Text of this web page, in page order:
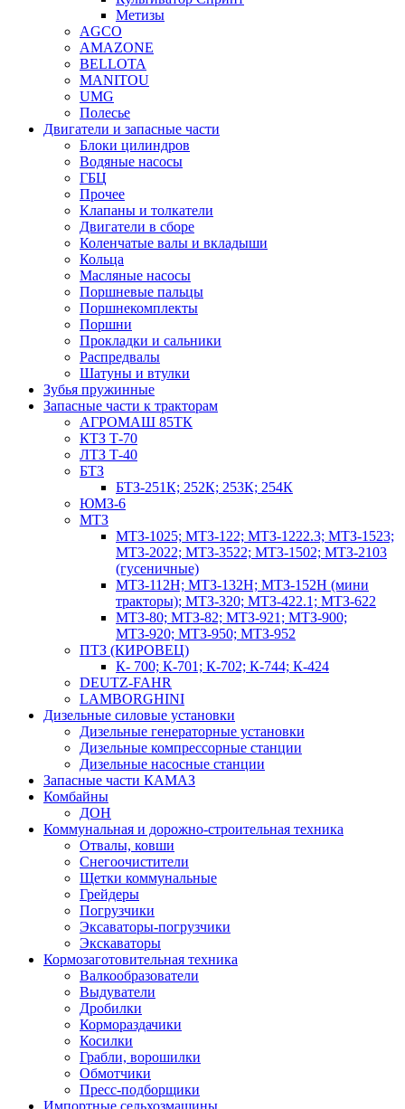
Метизы
AGCO
AMAZONE
BELLOTA
MANITOU
UMG
Полесье
Двигатели и запасные части
Блоки цилиндров
Водяные насосы
ГБЦ
Прочее
Клапаны и толкатели
Двигатели в сборе
Коленчатые валы и вкладыши
Кольца
Масляные насосы
Поршневые пальцы
Поршнекомплекты
Поршни
Прокладки и сальники
Распредвалы
Шатуны и втулки
Зубья пружинные
Запасные части к тракторам
АГРОМАШ 85ТК
КТЗ Т-70
ЛТЗ Т-40
БТЗ
БТЗ-251К; 252К; 253К; 254К
ЮМЗ-6
МТЗ
МТЗ-1025; МТЗ-122; МТЗ-1222.3; МТЗ-1523;
МТЗ-2022; МТЗ-3522; МТЗ-1502; МТЗ-2103
(гусеничные)
МТЗ-112Н; МТЗ-132Н; МТЗ-152Н (мини
тракторы); МТЗ-320; МТЗ-422.1; МТЗ-622
МТЗ-80; МТЗ-82; МТЗ-921; МТЗ-900;
МТЗ-920; МТЗ-950; МТЗ-952
ПТЗ (КИРОВЕЦ)
К- 700; К-701; К-702; К-744; К-424
DEUTZ-FAHR
LAMBORGHINI
Дизельные силовые установки
Дизельные генераторные установки
Дизельные компрессорные станции
Дизельные насосные станции
Запасные части КАМАЗ
Комбайны
ДОН
Коммунальная и дорожно-строительная техника
Отвалы, ковши
Снегоочистители
Щетки коммунальные
Грейдеры
Погрузчики
Эксаваторы-погрузчики
Экскаваторы
Кормозаготовительная техника
Валкообразователи
Выдуватели
Дробилки
Кормораздачики
Косилки
Грабли, ворошилки
Обмотчики
Пресс-подборщики
Импортные сельхозмашины